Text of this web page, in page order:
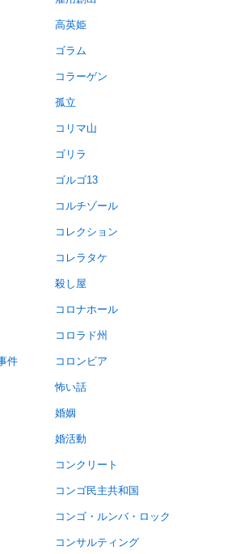
高英姫
ゴラム
コラーゲン
孤立
コリマ山
ゴリラ
ゴルゴ13
コルチゾール
コレクション
コレラタケ
殺し屋
コロナホール
コロラド州
件 コロンビア
怖い話
婚姻
婚活動
コンクリート
コンゴ民主共和国
コンゴ・ルンバ・ロック
コンサルティング